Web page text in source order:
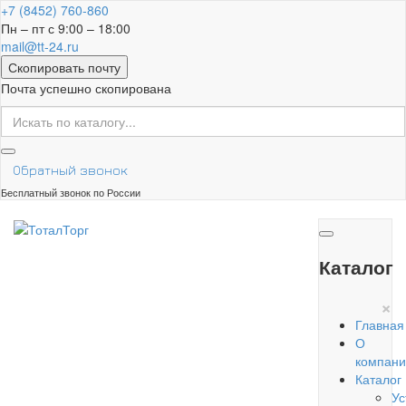
+7 (8452) 760-860
Пн – пт с 9:00 – 18:00
mail@tt-24.ru
Скопировать почту
Почта успешно скопирована
Обратный звонок
Бесплатный звонок по России
Каталог
×
Главная
О
Каталог